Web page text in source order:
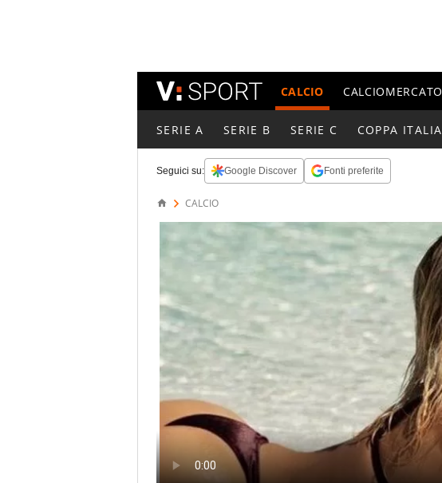
CALCIO CALCIOMERCATO
SERIE A SERIE B SERIE C COPPA ITALIA
Seguici su: Google Discover Fonti preferite
CALCIO